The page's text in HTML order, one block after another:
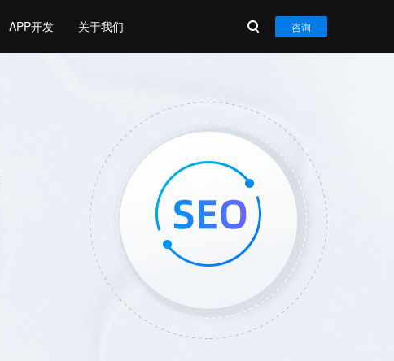
APP开发 关于我们 咨询